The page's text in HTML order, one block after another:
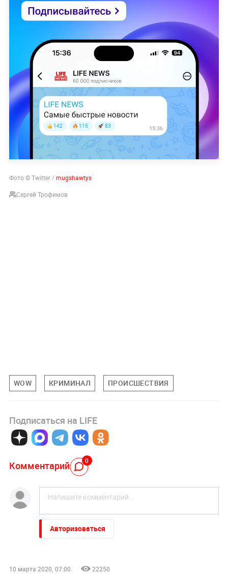
Фото © Twitter /mugshawtys
Сергей Трофимов
WOW КРИМИНАЛ ПРОИСШЕСТВИЯ
Подписаться на LIFE
Комментарий 0
Авторизоваться
10 марта 2020, 07:00 22250